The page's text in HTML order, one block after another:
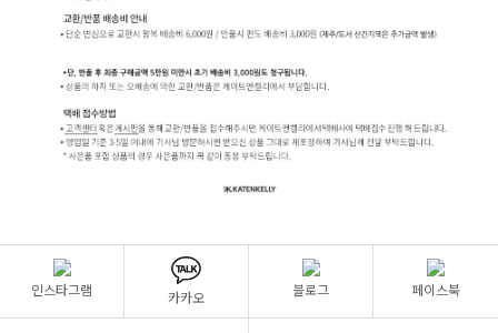
인스타그램
카카오
블로그 페이스북